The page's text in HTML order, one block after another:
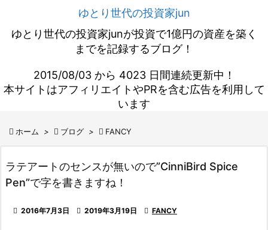
ゆとり世代の投資家jun
ゆとり世代の投資家junが投資で1億円の資産を築く
までを記録するブログ！
2015/08/03 から 4023 日間連続更新中！
本サイトはアフィリエイトやPRを含む広告を利用して
います
 ホーム >  ブログ >  FANCY
ラテアートのセンスが無いので”CinniBird Spice
Pen”で字を書きますね！
 2016年7月3日  2019年3月19日  FANCY